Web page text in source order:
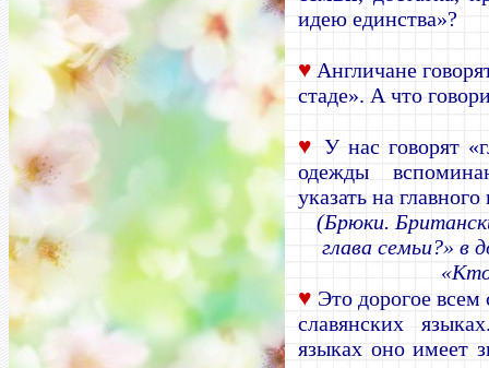
идею единства»?
♥ Англичане
стаде». А что
♥ У нас говорят
одежды
указать на
(Брюки.
глава семьи?» в
♥ Это дорогое всем
славянских
языках оно имеет